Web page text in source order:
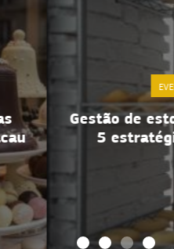
Gestão de estoque de
5 estratégias